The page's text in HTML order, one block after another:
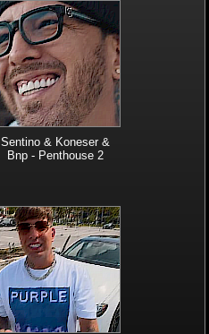
Sentino & Koneser &
Bnp - Penthouse 2